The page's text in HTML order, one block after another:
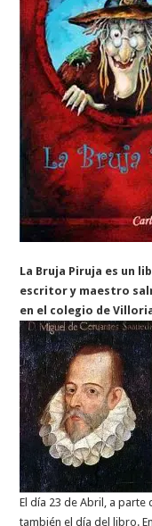
La Bruja Piruja es un
escritor y maestro
en el colegio de
El día 23 de Abril, a parte
también el día del libro.